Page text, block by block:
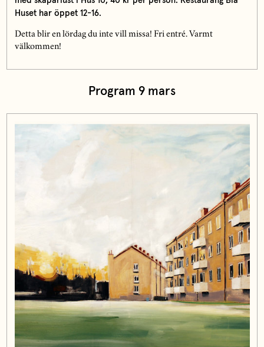
Huset har öppet 12-16.
Detta blir en lördag du inte vill missa! Fri entré. Varmt
välkommen!
Program 9 mars